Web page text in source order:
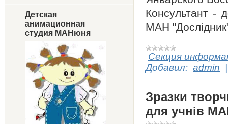
Детская
анимационная
студия МАНюня
Консультант -
МАН
Секция
Добавил: admin
Зразки
для учнів